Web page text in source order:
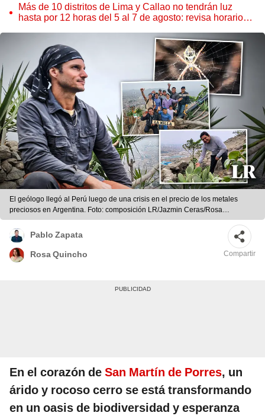
Más de 10 distritos de Lima y Callao no tendrán luz
hasta por 12 horas del 5 al 7 de agosto: revisa horarios y
El geólogo llegó al Perú luego de una crisis en el precio de los metales
preciosos en Argentina. Foto: composición LR/Jazmin Ceras/Rosa
Quincho/URPI
Pablo Zapata
Rosa Quincho Compartir
En el corazón de San Martín de Porres, un
árido y rocoso cerro se está transformando
en un oasis de biodiversidad y esperanza